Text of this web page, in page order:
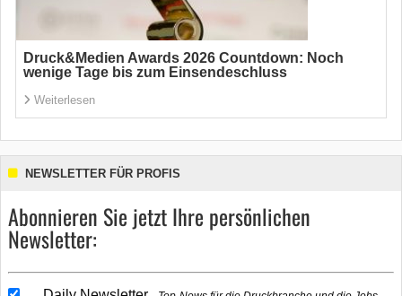
Druck&Medien Awards 2026 Countdown: Noch
wenige Tage bis zum Einsendeschluss
Weiterlesen
NEWSLETTER FÜR PROFIS
Abonnieren Sie jetzt Ihre persönlichen
Newsletter: